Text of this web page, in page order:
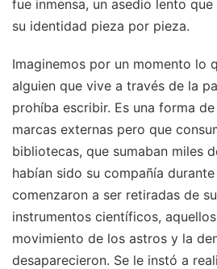
fue inmensa, un asedio lento
su identidad pieza por pieza.
Imaginemos por un momento lo
alguien que vive a través de la
prohíba escribir. Es una forma
marcas externas pero que
bibliotecas, que sumaban miles
habían sido su compañía
comenzaron a ser retiradas de
instrumentos científicos,
movimiento de los astros y la
desaparecieron. Se le instó a